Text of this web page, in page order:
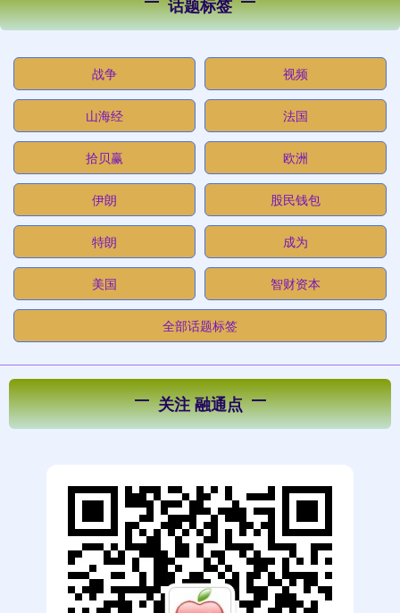
话题标签
战争 视频
山海经 法国
拾贝赢 欧洲
伊朗 股民钱包
特朗 成为
美国 智财资本
全部话题标签
关注 融通点